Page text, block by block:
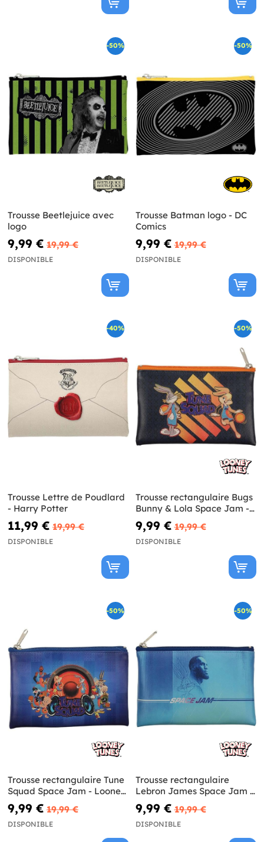
-50%
Trousse Beetlejuice avec
logo
9,99 € 19,99 €
DISPONIBLE
-50%
Trousse Batman logo - DC
Comics
9,99 € 19,99 €
DISPONIBLE
-40%
Trousse Lettre de Poudlard
- Harry Potter
11,99 € 19,99 €
DISPONIBLE
-50%
Trousse rectangulaire Bugs
Bunny & Lola Space Jam -
Looney Tunes
9,99 € 19,99 €
DISPONIBLE
-50%
Trousse rectangulaire Tune
Squad Space Jam - Looney
Tunes
9,99 € 19,99 €
DISPONIBLE
-50%
Trousse rectangulaire
Lebron James Space Jam -
Looney Tunes
9,99 € 19,99 €
DISPONIBLE